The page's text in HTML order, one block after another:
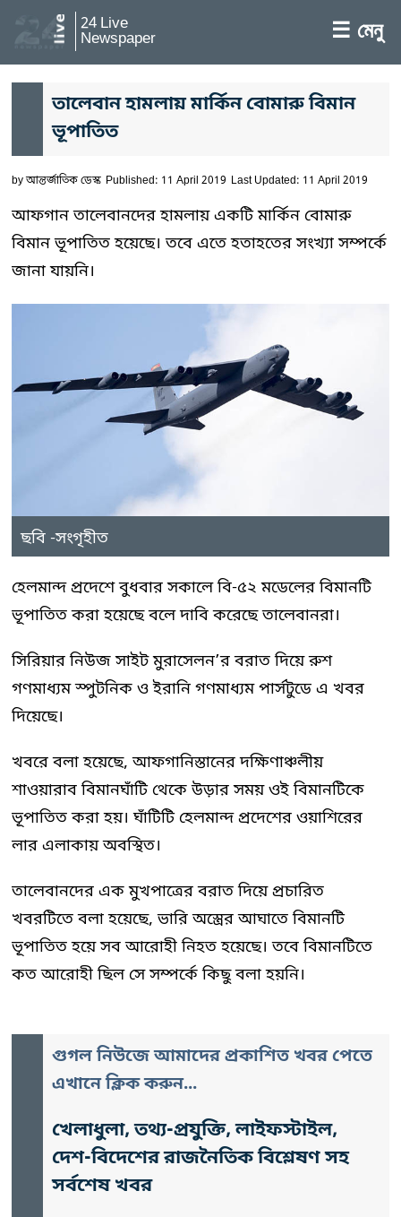
24 Live
Newspaper ☰ মেনু
তালেবান হামলায় মার্কিন বোমারু বিমান
ভূপাতিত
byআন্তর্জাতিক ডেস্ক Published: 11 April 2019 Last Updated: 11 April 2019
আফগান তালেবানদের হামলায় একটি মার্কিন বোমারু
বিমান ভূপাতিত হয়েছে। তবে এতে হতাহতের সংখ্যা সম্পর্কে
জানা যায়নি।
ছবি -সংগৃহীত
হেলমান্দ প্রদেশে বুধবার সকালে বি-৫২ মডেলের বিমানটি
ভূপাতিত করা হয়েছে বলে দাবি করেছে তালেবানরা।
সিরিয়ার নিউজ সাইট মুরাসেলন’র বরাত দিয়ে রুশ
গণমাধ্যম স্পুটনিক ও ইরানি গণমাধ্যম পার্সটুডে এ খবর
দিয়েছে।
খবরে বলা হয়েছে, আফগানিস্তানের দক্ষিণাঞ্চলীয়
শাওয়ারাব বিমানঘাঁটি থেকে উড়ার সময় ওই বিমানটিকে
ভূপাতিত করা হয়। ঘাঁটিটি হেলমান্দ প্রদেশের ওয়াশিরের
লার এলাকায় অবস্থিত।
তালেবানদের এক মুখপাত্রের বরাত দিয়ে প্রচারিত
খবরটিতে বলা হয়েছে, ভারি অস্ত্রের আঘাতে বিমানটি
ভূপাতিত হয়ে সব আরোহী নিহত হয়েছে। তবে বিমানটিতে
কত আরোহী ছিল সে সম্পর্কে কিছু বলা হয়নি।
গুগল নিউজে আমাদের প্রকাশিত খবর পেতে
এখানে ক্লিক করুন...
খেলাধুলা, তথ্য-প্রযুক্তি, লাইফস্টাইল,
দেশ-বিদেশের রাজনৈতিক বিশ্লেষণ সহ
সর্বশেষ খবর